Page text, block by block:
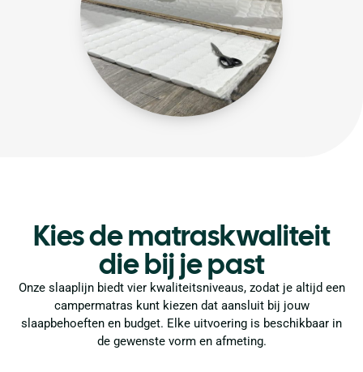
Kies de matraskwaliteit
die bij je past
Onze slaaplijn biedt vier kwaliteitsniveaus, zodat je altijd een
campermatras kunt kiezen dat aansluit bij jouw
slaapbehoeften en budget. Elke uitvoering is beschikbaar in
de gewenste vorm en afmeting.